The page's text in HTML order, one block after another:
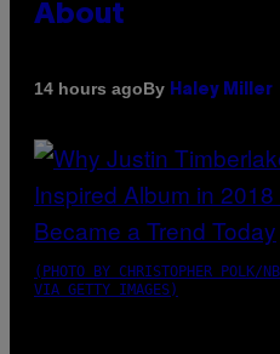
About
14 hours agoBy Haley Miller
(PHOTO BY CHRISTOPHER POLK/
VIA GETTY IMAGES)